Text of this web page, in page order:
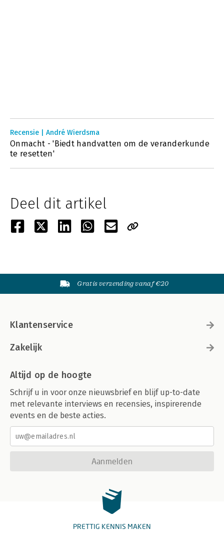
Recensie | André Wierdsma
Onmacht - 'Biedt handvatten om de veranderkunde
te resetten'
Deel dit artikel
Gratis verzending vanaf €20
Klantenservice
Zakelijk
Altijd op de hoogte
Schrijf u in voor onze nieuwsbrief en blijf up-to-date
met relevante interviews en recensies, inspirerende
events en de beste acties.
Aanmelden
PRETTIG KENNIS MAKEN